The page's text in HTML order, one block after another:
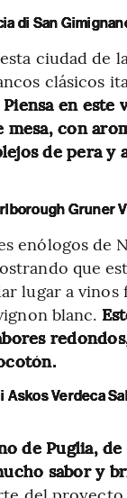
di San
ciudad de
clásicos
Piensa en este
con
de pera y
Gruner
enólogos de
que
lugar a vinos
blanc.
Askos Verdeca
de Puglia,
sabor y